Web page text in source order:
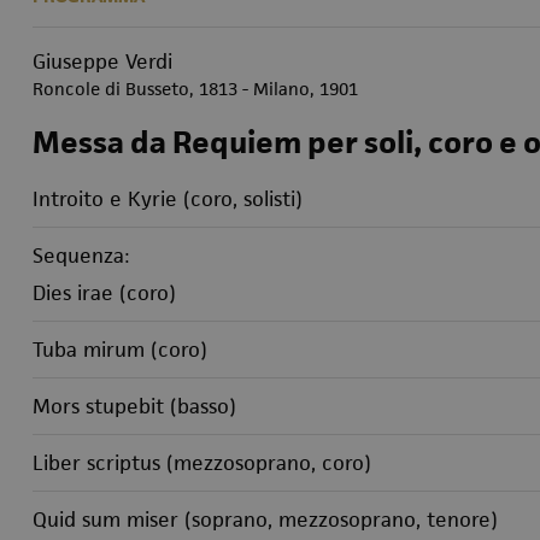
Giuseppe Verdi
Roncole di Busseto, 1813 - Milano, 1901
Messa da Requiem per soli, coro e
Introito e Kyrie (coro, solisti)
Sequenza:
Dies irae (coro)
Tuba mirum (coro)
Mors stupebit (basso)
Liber scriptus (mezzosoprano, coro)
Quid sum miser (soprano, mezzosoprano, tenore)